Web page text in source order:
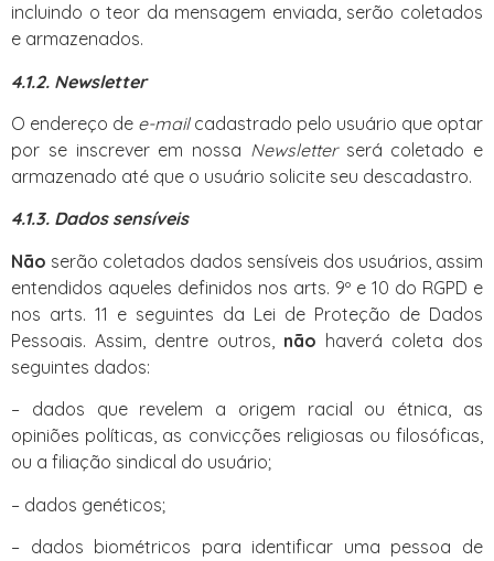
incluindo o teor da mensagem enviada, serão coletados
e armazenados.
4.1.2. Newsletter
O endereço de e-mailcadastrado pelo usuário que optar
por se inscrever em nossa Newsletterserá coletado e
armazenado até que o usuário solicite seu descadastro.
4.1.3. Dados sensíveis
Não serão coletados dados sensíveis dos usuários, assim
entendidos aqueles definidos nos arts. 9º e 10 do RGPD e
nos arts. 11 e seguintes da Lei de Proteção de Dados
Pessoais. Assim, dentre outros, não haverá coleta dos
seguintes dados:
– dados que revelem a origem racial ou étnica, as
opiniões políticas, as convicções religiosas ou filosóficas,
ou a filiação sindical do usuário;
– dados genéticos;
– dados biométricos para identificar uma pessoa de